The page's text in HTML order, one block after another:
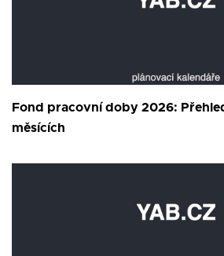
Fond pracovní doby 2026:
měsících